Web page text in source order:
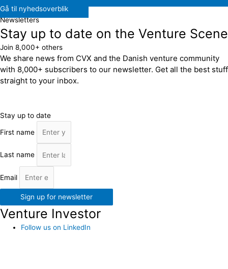
Gå til nyhedsoverblik
Newsletters
Stay up to date on the Venture Scene
Join 8,000+ others
We share news from CVX and the Danish venture community
with 8,000+ subscribers to our newsletter. Get all the best stuff
straight to your inbox.
Stay up to date
First name
Last name
Email
Sign up for newsletter
Venture Investor
Follow us on LinkedIn